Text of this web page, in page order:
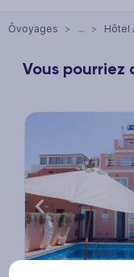
Ôvoyages > ... > Hôtel
Vous pourriez
Previous